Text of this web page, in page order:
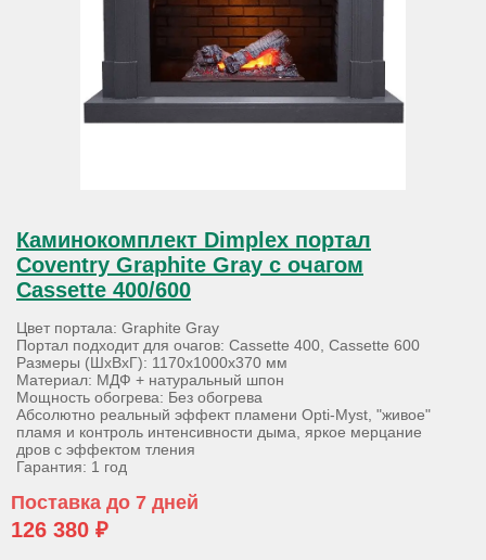
Каминокомплект Dimplex портал
Coventry Graphite Gray с очагом
Cassette 400/600
Цвет портала: Graphite Gray
Портал подходит для очагов: Cassette 400, Cassette 600
Размеры (ШхВхГ): 1170х1000х370 мм
Материал: МДФ + натуральный шпон
Мощность обогрева: Без обогрева
Абсолютно реальный эффект пламени Opti-Myst, "живое"
пламя и контроль интенсивности дыма, яркое мерцание
дров с эффектом тления
Гарантия: 1 год
Поставка до 7 дней
126 380 ₽